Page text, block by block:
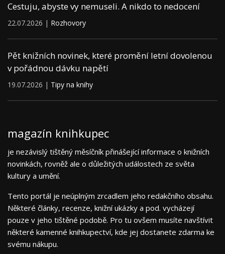
Cestuju, abyste vy nemuseli. A nikdo to nedocení
22.07.2026 | Rozhovory
Pět knižních novinek, které promění letní dovolenou
v pořádnou dávku napětí
19.07.2026 | Tipy na knihy
magazín knihkupec
je nezávislý tištěný měsíčník přinášející informace o knižních
novinkách, rovněž ale o důležitých událostech ze světa
kultury a umění.
Tento portál je neúplným zrcadlem jeho redakčního obsahu.
Některé články, recenze, knižní ukázky a pod. vycházejí
pouze v jeho tištěné podobě. Pro tu ovšem musíte navštívit
některé kamenné knihkupectví, kde jej dostanete zdarma ke
svému nákupu.